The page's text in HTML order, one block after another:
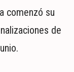
comenzó su
de